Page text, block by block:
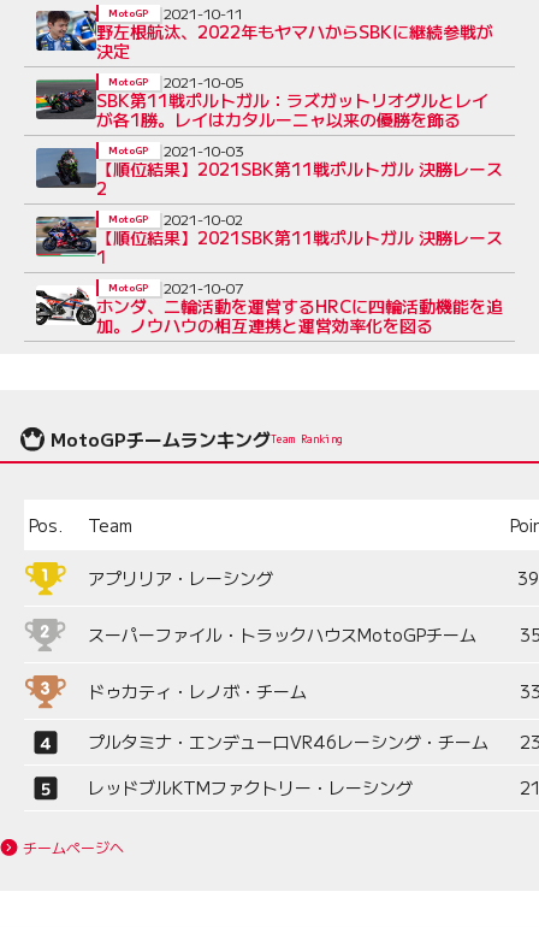
野左根航汰、2022年もヤマハからSBKに継続参戦が
決定
MotoGP 2021-10-11
SBK第11戦ポルトガル：ラズガットリオグルとレイ
が各1勝。レイはカタルーニャ以来の優勝を飾る
MotoGP 2021-10-05
【順位結果】2021SBK第11戦ポルトガル 決勝レース
2
MotoGP 2021-10-03
【順位結果】2021SBK第11戦ポルトガル 決勝レース
1
MotoGP 2021-10-02
ホンダ、二輪活動を運営するHRCに四輪活動機能を追
加。ノウハウの相互連携と運営効率化を図る
MotoGP 2021-10-07
MotoGPチームランキングTeam Ranking
Pos. Team
アプリリア・レーシング
スーパーファイル・トラックハウスMotoGPチーム
ドゥカティ・レノボ・チーム
プルタミナ・エンデューロVR46レーシング・チーム
レッドブルKTMファクトリー・レーシング
チームページへ